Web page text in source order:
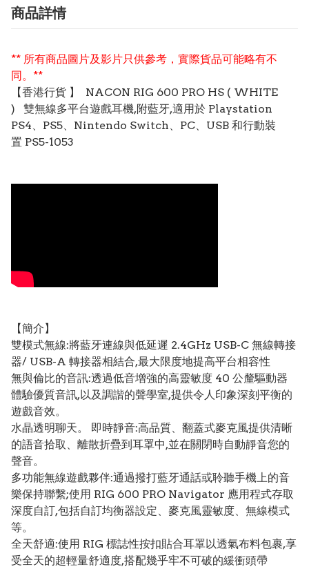
商品詳情
** 所有商品圖片及影片只供參考，實際貨品可能略有不
同。**
【香港行貨 】 NACON RIG 600 PRO HS ( WHITE
) 雙無線多平台遊戲耳機,附藍牙,適用於 Playstation
PS4、PS5、Nintendo Switch、PC、USB 和行動裝
置 PS5-1053
【簡介】
雙模式無線:將藍牙連線與低延遲 2.4GHz USB-C 無線轉接
器/ USB-A 轉接器相結合,最大限度地提高平台相容性
無與倫比的音訊:透過低音增強的高靈敏度 40 公釐驅動器
體驗優質音訊,以及調諧的聲學室,提供令人印象深刻平衡的
遊戲音效。
水晶透明聊天。 即時靜音:高品質、翻蓋式麥克風提供清晰
的語音拾取、離散折疊到耳罩中,並在關閉時自動靜音您的
聲音。
多功能無線遊戲夥伴:通過撥打藍牙通話或聆聽手機上的音
樂保持聯繫;使用 RIG 600 PRO Navigator 應用程式存取
深度自訂,包括自訂均衡器設定、麥克風靈敏度、無線模式
等。
全天舒適:使用 RIG 標誌性按扣貼合耳罩以透氣布料包裹,享
受全天的超輕量舒適度,搭配幾乎牢不可破的緩衝頭帶